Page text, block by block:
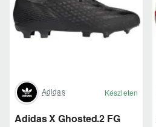
Adidas Készleten
Adidas X Ghosted.2 FG